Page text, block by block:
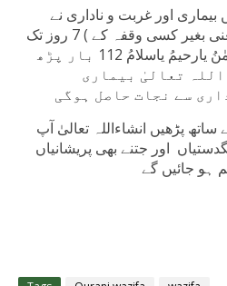
اور غربت و ناداری نے
بسیرا کر لیا ہوتو بلا ناغہ (یعنی بغیر کسی وقفہ کے ) 7 روز تک
ہر نماز کے بعد یا رزاقُ يارحمٰنُ يارحيمُ ياسلامُ 112 بار پڑھ
تعالیٰ بیماری
سے نجات حاصل ہوگی
پڑھیں انشاءاللہ تعالیٰ آپ
اور جتنے بھی پریشانیاں